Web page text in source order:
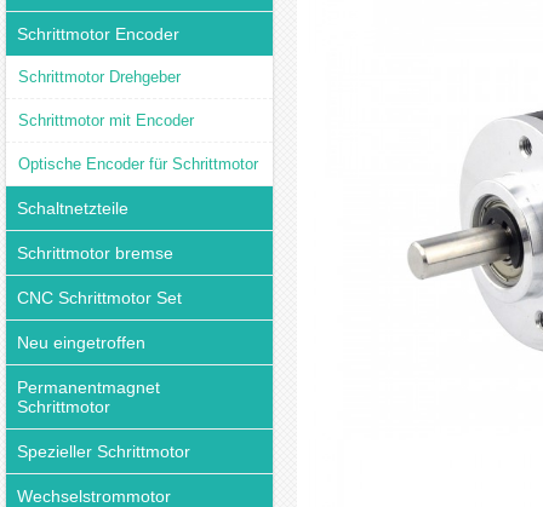
Schrittmotor Encoder
Schrittmotor Drehgeber
Schrittmotor mit Encoder
Optische Encoder für Schrittmotor
Schaltnetzteile
Schrittmotor bremse
CNC Schrittmotor Set
Neu eingetroffen
Permanentmagnet
Schrittmotor
Spezieller Schrittmotor
Wechselstrommotor